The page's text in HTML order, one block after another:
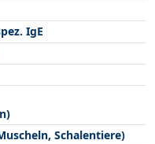
IgE
Schalentiere)